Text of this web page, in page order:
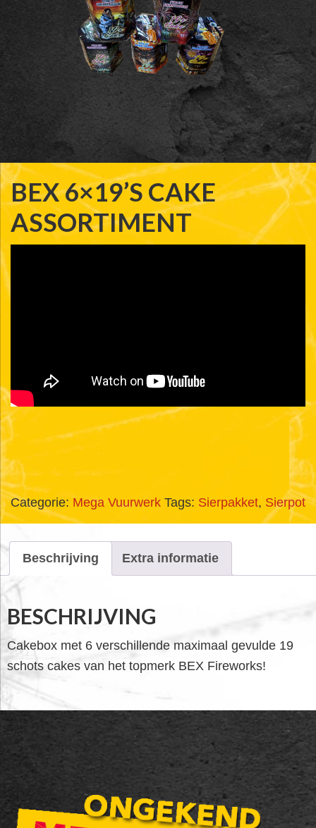
BEX 6×19’S CAKE
ASSORTIMENT
Categorie: Mega Vuurwerk Tags: Sierpakket, Sierpot
Beschrijving Extra informatie
BESCHRIJVING
Cakebox met 6 verschillende maximaal gevulde 19
schots cakes van het topmerk BEX Fireworks!
FOOTER
WIDGET
HEADER
SALE